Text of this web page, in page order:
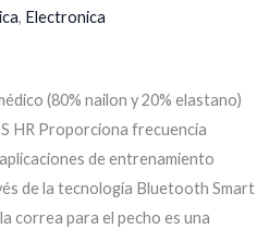
, Electronica
(80% nailon y 20% elastano)
HR Proporciona frecuencia
de entrenamiento
de la tecnología Bluetooth Smart
correa para el pecho es una